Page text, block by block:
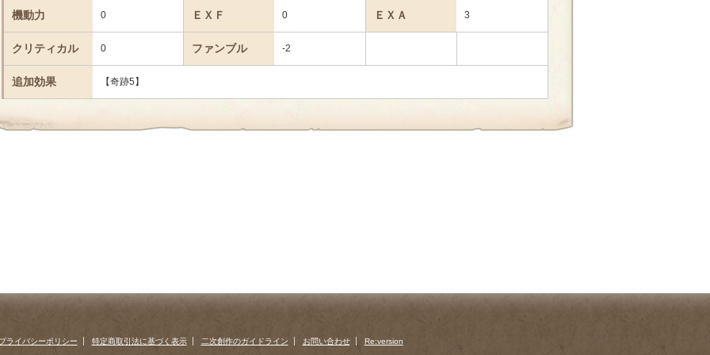
機動力 0 ＥＸＦ 0 ＥＸＡ 3
クリティカル 0 ファンブル -2
追加効果 【奇跡5】
ライバシーポリシー 特定商取引法に基づく表示 二次創作のガイドライン お問い合わせ Re:version